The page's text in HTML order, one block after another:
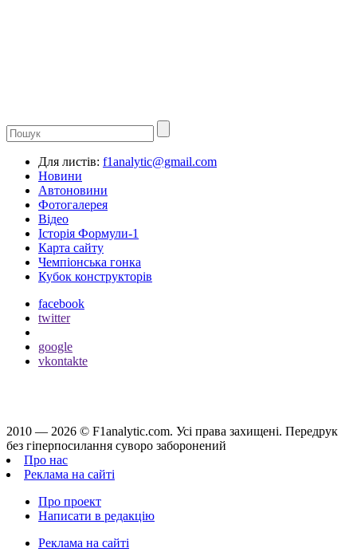
Для листів: f1analytic@gmail.com
Новини
Автоновини
Фотогалерея
Відео
Історія Формули-1
Карта сайту
Чемпіонська гонка
Кубок конструкторів
facebook
twitter
google
vkontakte
2010 — 2026 © F1analytic.com. Усi права захищенi. Передрук
без гіперпосилання суворо заборонений
Про нас
Реклама на сайті
Про проект
Написати в редакцію
Реклама на сайті